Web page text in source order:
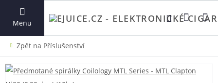
Menu
VYHLEDAT